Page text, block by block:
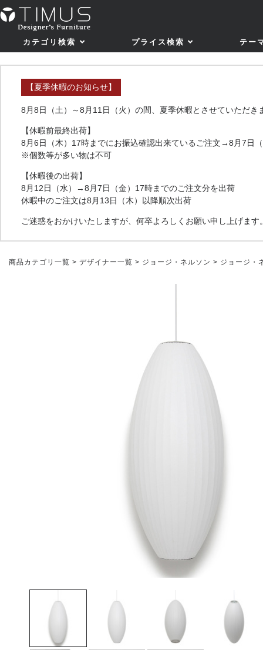
カテゴリ検索 プライス検索 テー
【夏季休暇のお知らせ】
8月8日（土）～8月11日（火）の間、夏季休暇とさせていただき
【休暇前最終出荷】
8月6日（木）17時までにお振込確認出来ているご注文→8月7日
※個数等が多い物は不可
【休暇後の出荷】
8月12日（水）→8月7日（金）17時までのご注文分を出荷
休暇中のご注文は8月13日（木）以降順次出荷
ご迷惑をおかけいたしますが、何卒よろしくお願い申し上げます
商品カテゴリ一覧 > デザイナー一覧 > ジョージ・ネルソン > ジョージ・